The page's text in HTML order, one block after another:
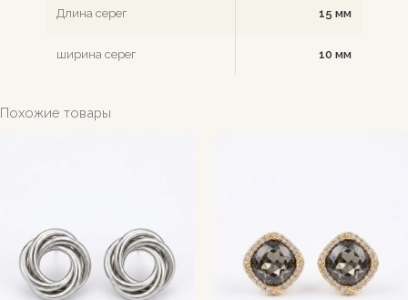
Длина серег 15 мм
ширина серег 10 мм
Похожие товары